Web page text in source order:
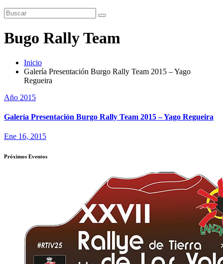
Bugo Rally Team
Inicio
Galería Presentación Burgo Rally Team 2015 – Yago
Regueira
Año 2015
Galería Presentación Burgo Rally Team 2015 – Yago Regueira
Ene 16, 2015
Próximos Eventos